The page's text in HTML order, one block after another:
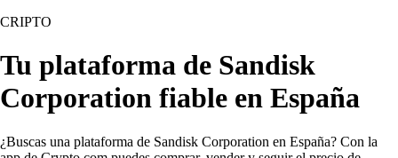
CRIPTO
Tu plataforma de Sandisk
Corporation fiable en España
¿Buscas una plataforma de Sandisk Corporation en España? Con la